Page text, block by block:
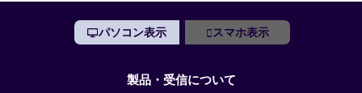
パソコン表示 スマホ表示
製品・受信について